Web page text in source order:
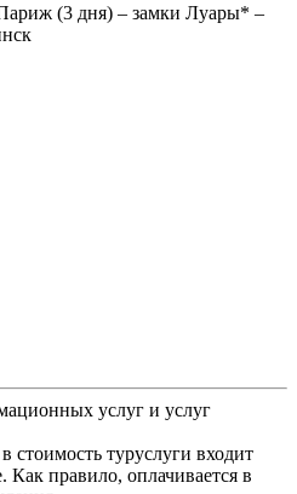
(3 дня) – замки Луары* –
услуг и услуг
стоимость туруслуги входит
Как правило, оплачивается в